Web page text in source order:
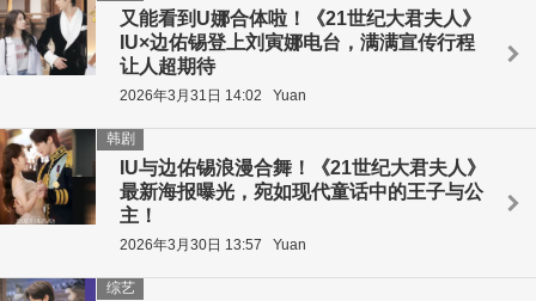
又能看到U娜合体啦！《21世纪大君夫人》
IU×边佑锡登上刘寅娜电台，满满宣传行程
让人超期待
2026年3月31日 14:02 Yuan
IU与边佑锡浪漫合舞！《21世纪大君夫人》
最新海报曝光，宛如现代童话中的王子与公
主！
韩剧
2026年3月30日 13:57 Yuan
综艺